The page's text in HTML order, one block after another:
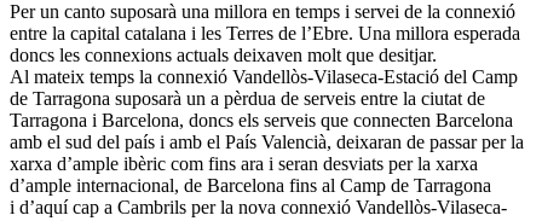
Per un canto suposarà una millora en temps i servei de la connexió
entre la capital catalana i les Terres de l’Ebre. Una millora esperada
doncs les connexions actuals deixaven molt que desitjar.
Al mateix temps la connexió Vandellòs-Vilaseca-Estació del Camp
de Tarragona suposarà un a pèrdua de serveis entre la ciutat de
Tarragona i Barcelona, doncs els serveis que connecten Barcelona
amb el sud del país i amb el País Valencià, deixaran de passar per la
xarxa d’ample ibèric com fins ara i seran desviats per la xarxa
d’ample internacional, de Barcelona fins al Camp de Tarragona
i d’aquí cap a Cambrils per la nova connexió Vandellòs-Vilaseca-